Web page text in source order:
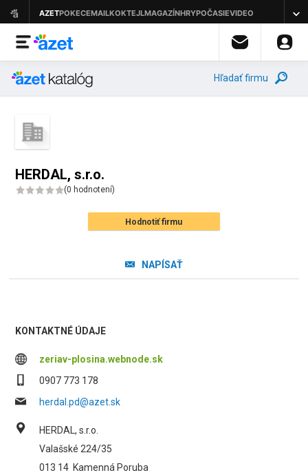
Hľadať firmu
HERDAL, s.r.o.
(0 hodnotení)
Hodnotiť firmu
NAPÍSAŤ
KONTAKTNÉ ÚDAJE
zeriav-plosina.webnode.sk
0907 773 178
herdal.pd@azet.sk
HERDAL, s.r.o.
Valašské 224/35
013 14 Kamenná Poruba